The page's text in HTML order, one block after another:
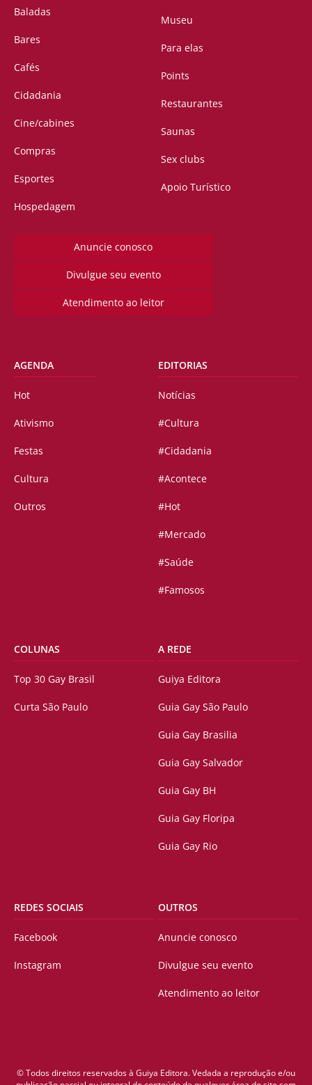
Baladas
Bares
Cafés
Cidadania
Cine/cabines
Compras
Esportes
Hospedagem
Museu
Para elas
Points
Restaurantes
Saunas
Sex clubs
Apoio Turístico
Anuncie conosco
Divulgue seu evento
Atendimento ao leitor
AGENDA
Hot
Ativismo
Festas
Cultura
Outros
EDITORIAS
Notícias
#Cultura
#Cidadania
#Acontece
#Hot
#Mercado
#Saúde
#Famosos
COLUNAS
Top 30 Gay Brasil
Curta São Paulo
A REDE
Guiya Editora
Guia Gay São Paulo
Guia Gay Brasilia
Guia Gay Salvador
Guia Gay BH
Guia Gay Floripa
Guia Gay Rio
REDES SOCIAIS
Facebook
Instagram
OUTROS
Anuncie conosco
Divulgue seu evento
Atendimento ao leitor
© Todos direitos reservados à Guiya Editora. Vedada a reprodução e/ou